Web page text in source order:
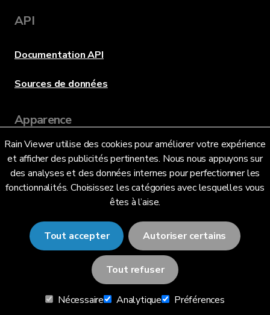
Rain Viewer utilise des cookies pour améliorer votre expérience
et afficher des publicités pertinentes. Nous nous appuyons sur
des analyses et des données internes pour perfectionner les
fonctionnalités. Choisissez les catégories avec lesquelles vous
êtes à l’aise.
Tout accepter Autoriser certains
Tout refuser
Nécessaire Analytique Préférences
API
Documentation API
Sources de données
Apparence
Langue
© 2026 RainViewer,MeteoLab Inc.
Avis de confidentialitéConditions générales